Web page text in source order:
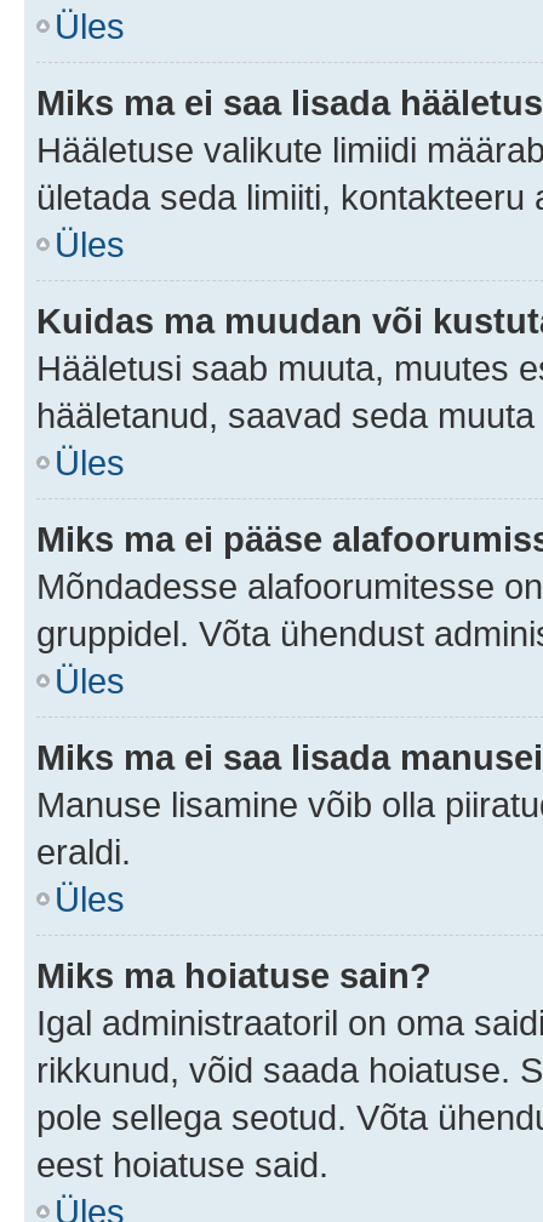
Üles
Miks ma ei saa lisada
Hääletuse valikute limiidi
ületada seda limiiti, kontakteeru
Üles
Kuidas ma muudan või
Hääletusi saab muuta, muutes
hääletanud, saavad seda
Üles
Miks ma ei pääse
Mõndadesse alafoorumitesse
gruppidel. Võta ühendust
Üles
Miks ma ei saa lisada
Manuse lisamine võib olla
eraldi.
Üles
Miks ma hoiatuse sain?
Igal administraatoril on oma
rikkunud, võid saada hoiatuse.
pole sellega seotud. Võta
eest hoiatuse said.
Üles